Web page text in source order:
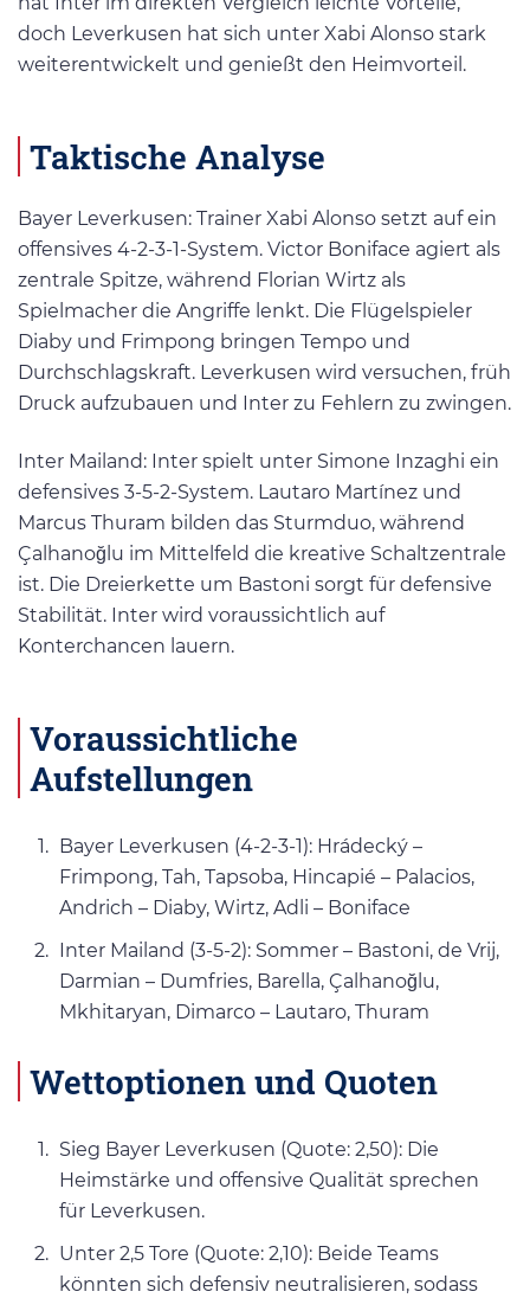
doch Leverkusen hat sich unter Xabi Alonso stark
weiterentwickelt und genießt den Heimvorteil.
Taktische Analyse
Bayer Leverkusen: Trainer Xabi Alonso setzt auf ein
offensives 4-2-3-1-System. Victor Boniface agiert als
zentrale Spitze, während Florian Wirtz als
Spielmacher die Angriffe lenkt. Die Flügelspieler
Diaby und Frimpong bringen Tempo und
Durchschlagskraft. Leverkusen wird versuchen, früh
Druck aufzubauen und Inter zu Fehlern zu zwingen.
Inter Mailand: Inter spielt unter Simone Inzaghi ein
defensives 3-5-2-System. Lautaro Martínez und
Marcus Thuram bilden das Sturmduo, während
Çalhanoğlu im Mittelfeld die kreative Schaltzentrale
ist. Die Dreierkette um Bastoni sorgt für defensive
Stabilität. Inter wird voraussichtlich auf
Konterchancen lauern.
Voraussichtliche
Aufstellungen
Bayer Leverkusen (4-2-3-1): Hrádecký –
Frimpong, Tah, Tapsoba, Hincapié – Palacios,
Andrich – Diaby, Wirtz, Adli – Boniface
Inter Mailand (3-5-2): Sommer – Bastoni, de Vrij,
Darmian – Dumfries, Barella, Çalhanoğlu,
Mkhitaryan, Dimarco – Lautaro, Thuram
Wettoptionen und Quoten
Sieg Bayer Leverkusen (Quote: 2,50): Die
Heimstärke und offensive Qualität sprechen
für Leverkusen.
Unter 2,5 Tore (Quote: 2,10): Beide Teams
könnten sich defensiv neutralisieren, sodass